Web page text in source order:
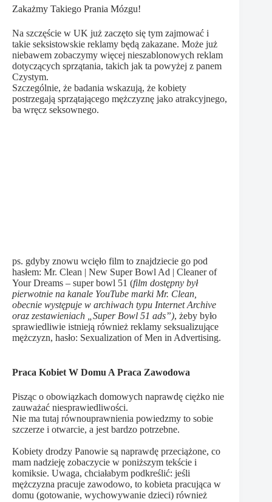
Zakażmy Takiego Prania Mózgu!
Na szczęście w UK już zaczęto się tym zajmować i
takie seksistowskie reklamy będą zakazane. Może już
niebawem zobaczymy więcej nieszablonowych reklam
dotyczących sprzątania, takich jak ta powyżej z panem
Czystym.
Szczególnie, że badania wskazują, że kobiety
postrzegają sprzątającego mężczyznę jako atrakcyjnego,
ba wręcz seksownego.
ps. gdyby znowu wcięło film to znajdziecie go pod
hasłem: Mr. Clean | New Super Bowl Ad | Cleaner of
Your Dreams – super bowl 51 (film dostępny był
pierwotnie na kanale YouTube marki Mr. Clean,
obecnie występuje w archiwach typu Internet Archive
oraz zestawieniach „Super Bowl 51 ads”), żeby było
sprawiedliwie istnieją również reklamy seksualizujące
mężczyzn, hasło: Sexualization of Men in Advertising.
Praca Kobiet W Domu A Praca Zawodowa
Pisząc o obowiązkach domowych naprawdę ciężko nie
zauważać niesprawiedliwości.
Nie ma tutaj równouprawnienia powiedzmy to sobie
szczerze i otwarcie, a jest bardzo potrzebne.
Kobiety drodzy Panowie są naprawdę przeciążone, co
mam nadzieję zobaczycie w poniższym tekście i
komiksie. Uwaga, chciałabym podkreślić: jeśli
mężczyzna pracuje zawodowo, to kobieta pracująca w
domu (gotowanie, wychowywanie dzieci) również